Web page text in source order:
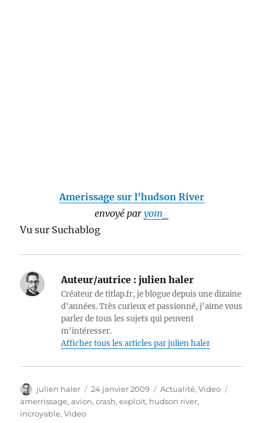
Amerissage sur l’hudson River
envoyé par yom_
Vu sur Suchablog
Auteur/autrice : julien haler
Créateur de titlap.fr, je blogue depuis une dizaine
d'années. Très curieux et passionné, j'aime vous
parler de tous les sujets qui peuvent
m'intéresser.
Afficher tous les articles par julien haler
Auteur
julien haler
Publié
le
24 janvier 2009 Catégories
Actualité,Video
amerrissage,avion,crash,exploit, hudson river,
incroyable,Video